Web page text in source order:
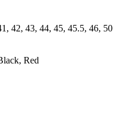
42, 43, 44, 45, 45.5, 46, 50
Red